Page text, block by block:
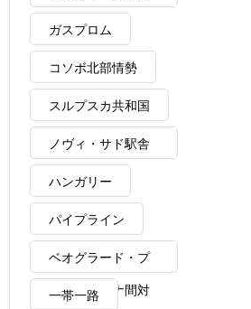
障
ガスプロム
コソボ北部情勢
スルプスカ共和国
ノヴィ・サド駅舎
崩落事故
ハンガリー
パイプライン
ベオグラード・プ
リシュティナ間対
一帯一路